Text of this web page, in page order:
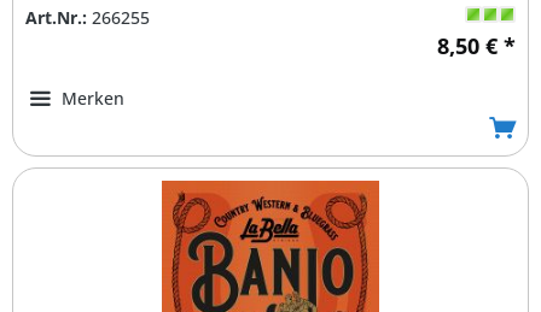
Art.Nr.: 266255
8,50 € *
Merken